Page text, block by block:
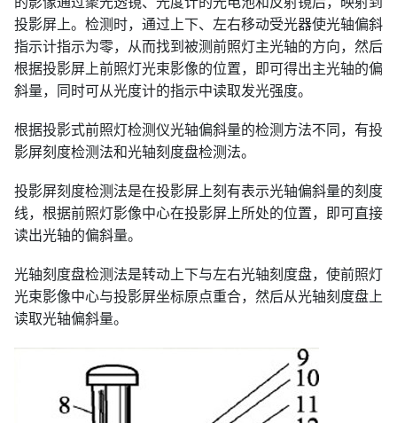
投影屏上。检测时，通过上下、左右移动受光器使光轴偏斜
指示计指示为零，从而找到被测前照灯主光轴的方向，然后
根据投影屏上前照灯光束影像的位置，即可得出主光轴的偏
斜量，同时可从光度计的指示中读取发光强度。
根据投影式前照灯检测仪光轴偏斜量的检测方法不同，有投
影屏刻度检测法和光轴刻度盘检测法。
投影屏刻度检测法是在投影屏上刻有表示光轴偏斜量的刻度
线，根据前照灯影像中心在投影屏上所处的位置，即可直接
读出光轴的偏斜量。
光轴刻度盘检测法是转动上下与左右光轴刻度盘，使前照灯
光束影像中心与投影屏坐标原点重合，然后从光轴刻度盘上
读取光轴偏斜量。